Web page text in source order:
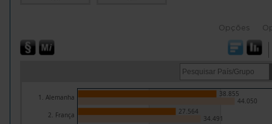
Opções
1. Alemanha
2. França
38.855
27.564
44.050
34.491